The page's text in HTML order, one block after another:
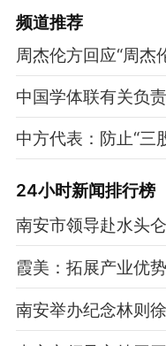
频道推荐
周杰伦方回应“周杰
中国学体联有关负
中方代表：防止“三
24小时新闻排行榜
南安市领导赴水头
霞美：拓展产业优